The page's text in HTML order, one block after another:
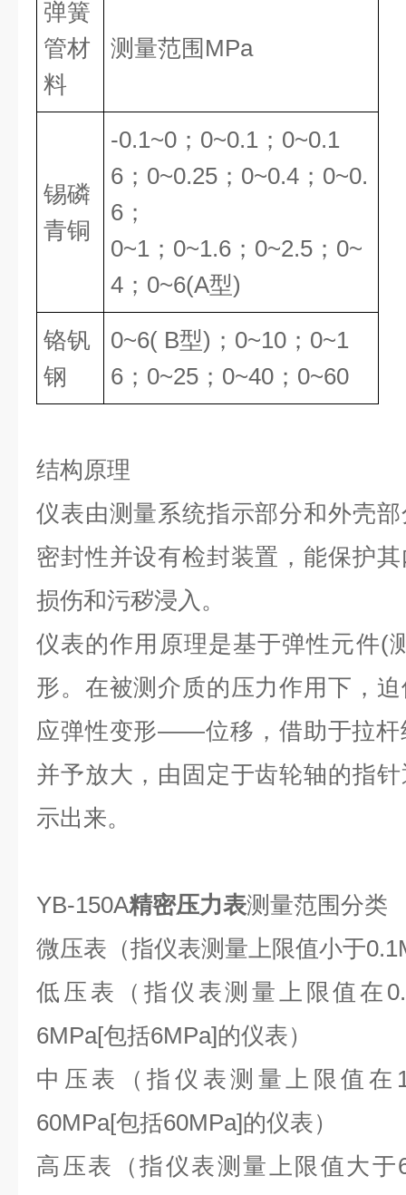
弹簧
管材
料
测量范围MPa
锡磷
青铜
-0.1~0；0~0.1；0~0.1
6；0~0.25；0~0.4；0~0.
6；
0~1；0~1.6；0~2.5；0~
4；0~6(A型)
铬钒
钢
0~6( B型)；0~10；0~1
6；0~25；0~40；0~60
结构原理
仪表由测量系统指示部分和外壳
密封性并设有检封装置，能保护
损伤和污秽浸入。
仪表的作用原理是基于弹性元件(
形。在被测介质的压力作用下，
应弹性变形——位移，借助于拉杆
并予放大，由固定于齿轮轴的指
示出来。
YB-150A精密压力表测量范围分类
微压表（指仪表测量上限值小于
低压表（指仪表测量上限值在
6MPa[包括6MPa]的仪表）
中压表（指仪表测量上限值在
60MPa[包括60MPa]的仪表）
高压表（指仪表测量上限值大于